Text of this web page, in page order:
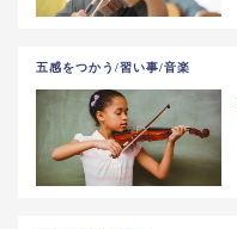
五感をつかう/習い事/音楽